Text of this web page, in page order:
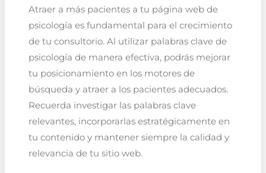
Atraer a más pacientes a tu página web de
psicología es fundamental para el crecimiento
de tu consultorio. Al utilizar palabras clave de
psicología de manera efectiva, podrás mejorar
tu posicionamiento en los motores de
búsqueda y atraer a los pacientes adecuados.
Recuerda investigar las palabras clave
relevantes, incorporarlas estratégicamente en
tu contenido y mantener siempre la calidad y
relevancia de tu sitio web.